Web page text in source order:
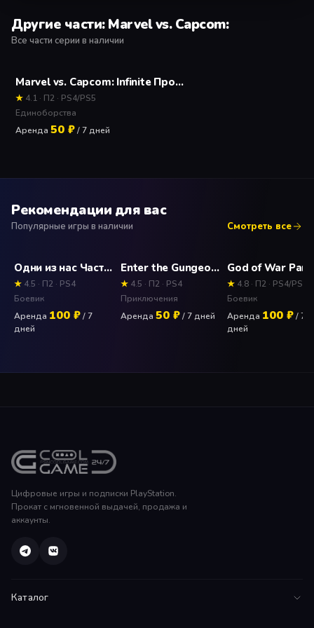
Другие части: Marvel vs. Capcom:
Все части серии в наличии
Marvel vs. Capcom: Infinite Прокат и аренда игры 7 дней
★ 4.1 · П2 · PS4/PS5
Единоборства
Аренда 50 ₽/ 7 дней
Рекомендации для вас
Популярные игры в наличии Смотреть все
Одни из нас Часть 2 (The Last of Us) Прокат и аренда игры 7 дней
★ 4.5 · П2 · PS4
Боевик
Аренда 100 ₽/ 7
дней
Enter the Gungeon Прокат и аренда игры 7 дней
★ 4.5 · П2 · PS4
Приключения
Аренда 50 ₽/ 7 дней
★ 4.8 · П2 · PS4/PS5
Боевик
Аренда 100 ₽/ 7
дней
Цифровые игры и подписки PlayStation.
Прокат с мгновенной выдачей, продажа и
аккаунты.
Каталог